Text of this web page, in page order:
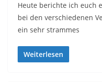
Heute berichte ich euch
bei den verschiedenen
ein sehr strammes
Weiterlesen